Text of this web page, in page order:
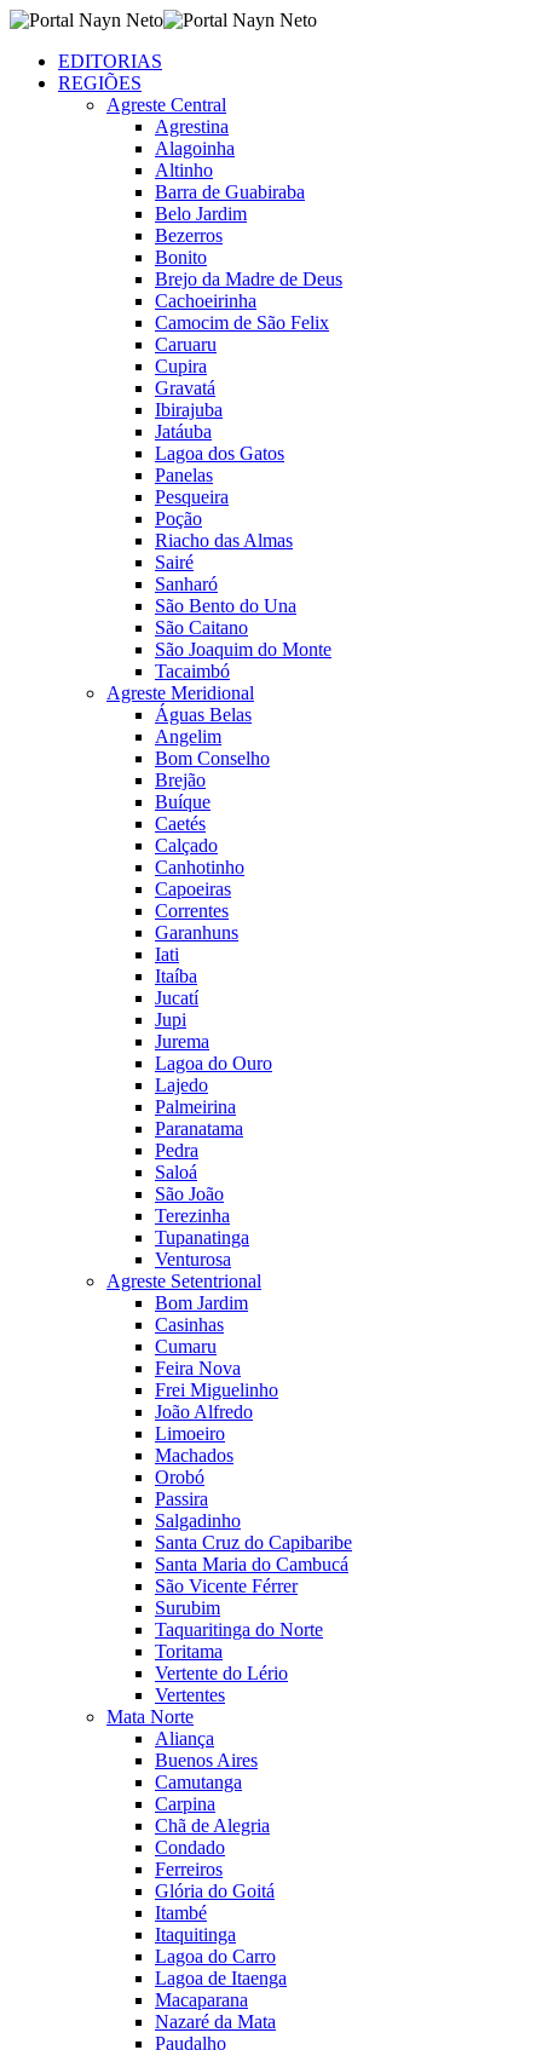
EDITORIAS
REGIÕES
Agreste Central
Agrestina
Alagoinha
Altinho
Barra de Guabiraba
Belo Jardim
Bezerros
Bonito
Brejo da Madre de Deus
Cachoeirinha
Camocim de São Felix
Caruaru
Cupira
Gravatá
Ibirajuba
Jatáuba
Lagoa dos Gatos
Panelas
Pesqueira
Poção
Riacho das Almas
Sairé
Sanharó
São Bento do Una
São Caitano
São Joaquim do Monte
Tacaimbó
Agreste Meridional
Águas Belas
Angelim
Bom Conselho
Brejão
Buíque
Caetés
Calçado
Canhotinho
Capoeiras
Correntes
Garanhuns
Iati
Itaíba
Jucatí
Jupi
Jurema
Lagoa do Ouro
Lajedo
Palmeirina
Paranatama
Pedra
Saloá
São João
Terezinha
Tupanatinga
Venturosa
Agreste Setentrional
Bom Jardim
Casinhas
Cumaru
Feira Nova
Frei Miguelinho
João Alfredo
Limoeiro
Machados
Orobó
Passira
Salgadinho
Santa Cruz do Capibaribe
Santa Maria do Cambucá
São Vicente Férrer
Surubim
Taquaritinga do Norte
Toritama
Vertente do Lério
Vertentes
Mata Norte
Aliança
Buenos Aires
Camutanga
Carpina
Chã de Alegria
Condado
Ferreiros
Glória do Goitá
Itambé
Itaquitinga
Lagoa do Carro
Lagoa de Itaenga
Macaparana
Nazaré da Mata
Paudalho